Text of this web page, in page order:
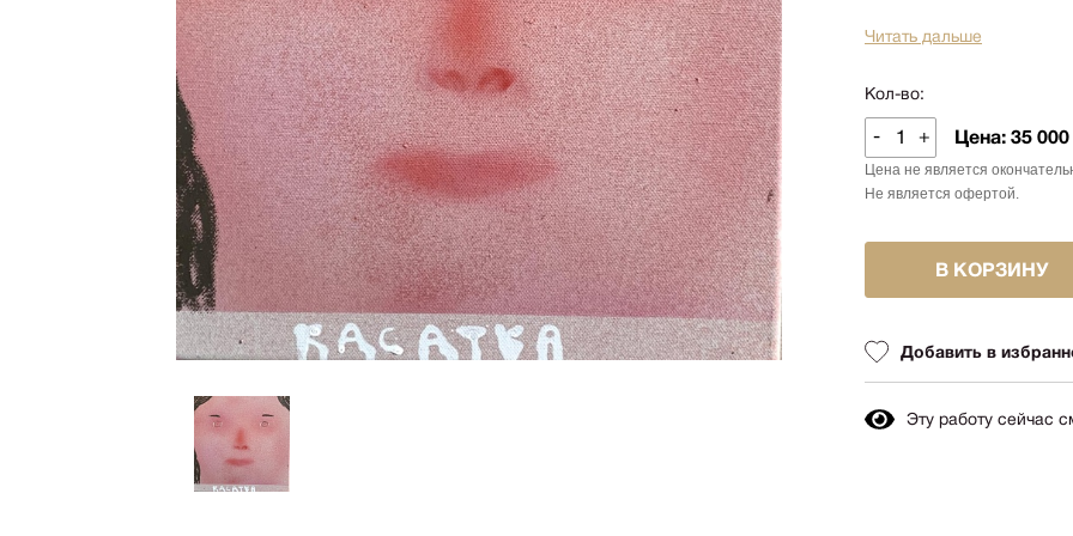
Техника
Животные
Музыка
Танец
Мифология
Птицы
NY2026
Вода
Морской пейзаж
Читать дальше
Кол-во:
- + Цена: 35
Цена не является
Не является офертой.
В КОРЗИНУ
Добавить в
Эту работу сейчас